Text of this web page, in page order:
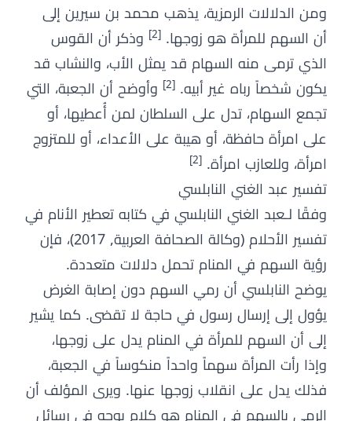
ومن الدلالات الرمزية، يذهب محمد بن سيرين إلى
أن السهم للمرأة هو زوجها. [2]
وذكر أن القوس
الذي ترمى منه السهام قد يمثل الأب، والنشاب قد
يكون شخصاً رباه غير أبيه. [2]
وأوضح أن الجعبة، التي
تجمع السهام، تدل على السلطان لمن أُعطيها، أو
على امرأة حافظة، أو هيبة على الأعداء، أو للمتزوج
امرأة، وللعازب امرأة. [2]
تفسير عبد الغني النابلسي
وفقًا لـعبد الغني النابلسي في كتابه تعطير الأنام في
تفسير الأحلام (وكالة الصحافة العربية, 2017)، فإن
رؤية السهم في المنام تحمل دلالات متعددة.
يوضح النابلسي أن رمي السهم دون إصابة الغرض
يؤول إلى إرسال رسول في حاجة لا تقضى. كما يشير
إلى أن السهم للمرأة في المنام يدل على زوجها،
وإذا رأت المرأة سهماً واحداً منكوساً في الجعبة،
فذلك يدل على انقلاب زوجها عنها. ويرى المؤلف أن
الرمي بالسهم في المنام هو كلام يوجه في رسائل